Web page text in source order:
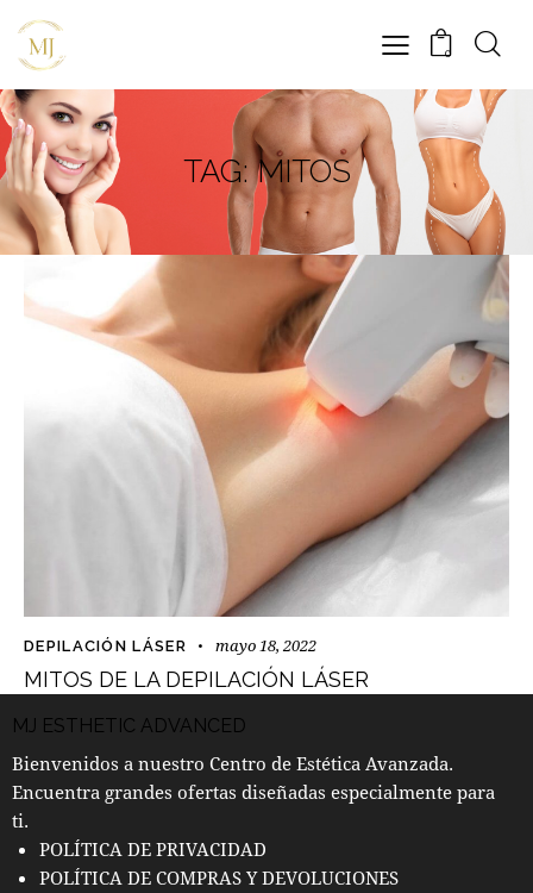
0
TAG: MITOS
DEPILACIÓN LÁSER mayo 18, 2022
MITOS DE LA DEPILACIÓN LÁSER
MJ ESTHETIC ADVANCED
Bienvenidos a nuestro Centro de Estética Avanzada.
Encuentra grandes ofertas diseñadas especialmente para
ti.
POLÍTICA DE PRIVACIDAD
POLÍTICA DE COMPRAS Y DEVOLUCIONES